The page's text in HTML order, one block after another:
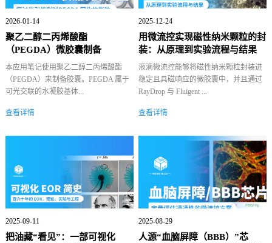
2026-01-14
聚乙二醇二丙烯酸酯
（PEGDA）微胶囊制备
本应用笔记使用聚乙二醇二丙烯酸酯
（PEGDA）来制备胶囊。PEGDA 属于
可光交联的水凝胶基体...
查看详情
2025-12-24
用微流控实现磁性纳米颗粒的封
装：从原理到实验流程与结果
液滴微流控能够将磁性纳米颗粒封装进
稳定且具磁响应的微胶囊中，并且通过
RayDrop 与 Fluigent ...
查看详情
2025-09-11
把油藏“看见”：一部可视化
2025-08-29
人源“血脑屏障（BBB）”芯